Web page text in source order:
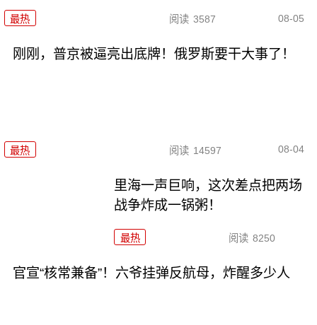
最热 阅读 3587 08-05
刚刚，普京被逼亮出底牌！俄罗斯要干大事了！
最热 阅读 14597 08-04
里海一声巨响，这次差点把两场
战争炸成一锅粥！
最热 阅读 8250
官宣“核常兼备”！六爷挂弹反航母，炸醒多少人